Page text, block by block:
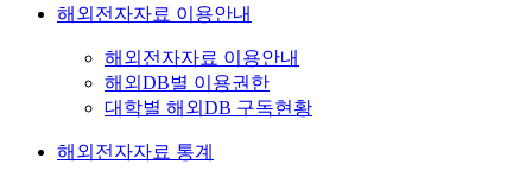
해외전자자료 이용안내
해외전자자료 이용안내
해외DB별 이용권한
대학별 해외DB 구독현황
해외전자자료 통계